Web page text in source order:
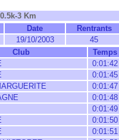
3 Km
Date
Rentrants
19/10/2003
45
Club
Temps
0:01:42
0:01:45
0:01:47
0:01:48
0:01:49
0:01:50
0:01:51